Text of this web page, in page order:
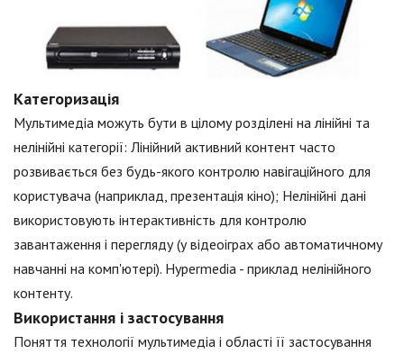
Категоризація
Мультимедіа можуть бути в цілому розділені на лінійні та
нелінійні категорії: Лінійний активний контент часто
розвивається без будь-якого контролю навігаційного для
користувача (наприклад, презентація кіно); Нелінійні дані
використовують інтерактивність для контролю
завантаження і перегляду (у відеоіграх або автоматичному
навчанні на комп'ютері). Hypermedia - приклад нелінійного
контенту.
Використання і застосування
Поняття технології мультимедіа і області її застосування